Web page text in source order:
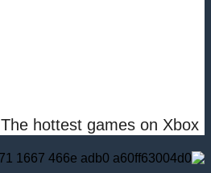
The hottest games on Xbox